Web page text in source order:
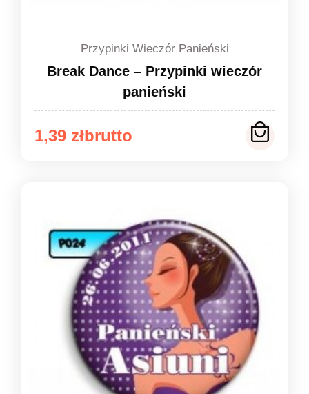
Przypinki Wieczór Panieński
Break Dance – Przypinki wieczór
panieński
1,39 zł
Zakres
do
1,49 zł